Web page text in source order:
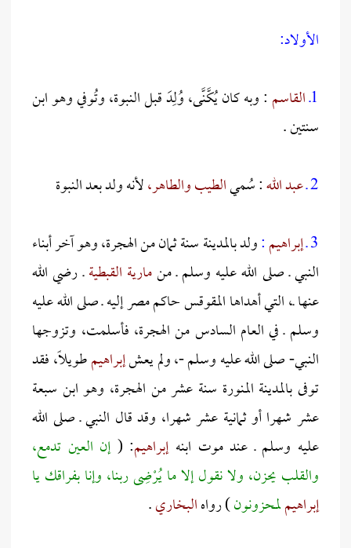
الأولاد:
1ـالقاسم : وبه كان يُكَّنَّى، وُلِدَ قبل النبوة، وتُوفي وهو ابن
سنتين .
2 ـ عبد الله: سُميالطيب والطاهر،لأنه ولد بعد النبوة
3 ـ إبراهيم:ولد بالمدينة سنة ثمان من الهجرة، وهو آخر أبناء
النبي ـ صلى الله عليه وسلم ـ منمارية القبطيةـ رضي الله
عنها ـ، التي أهداها المقوقس حاكم مصر إليه ـ صلى الله عليه
وسلم ـ في العام السادس من الهجرة، فأسلمت، وتزوجها
النبي- صلى الله عليه وسلم -، ولم يعشإبراهيمطويلاً، فقد
توفى بالمدينة المنورة سنة عشر من الهجرة، وهو ابن سبعة
عشر شهرا أو ثمانية عشر شهرا، وقد قال النبي ـ صلى الله
عليه وسلم ـ عند موت ابنهإبراهيم: (إن العين تدمع،
والقلب يحزن، ولا نقول إلا ما يُرْضِى ربنا، وإنا بفراقك يا
إبراهيملمحزونون) رواهالبخاري.